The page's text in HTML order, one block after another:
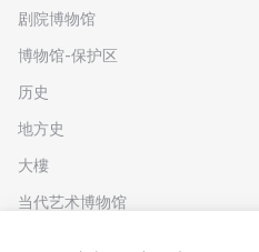
剧院博物馆
博物馆-保护区
历史
地方史
大樓
当代艺术博物馆